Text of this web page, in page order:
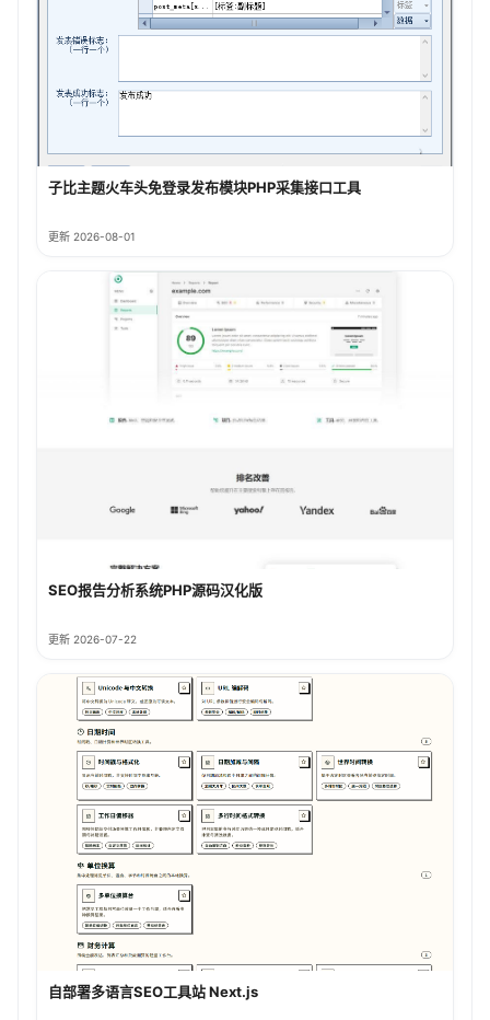
子比主题火车头免登录发布模块PHP采集接口工具
更新 2026-08-01
SEO报告分析系统PHP源码汉化版
更新 2026-07-22
自部署多语言SEO工具站 Next.js